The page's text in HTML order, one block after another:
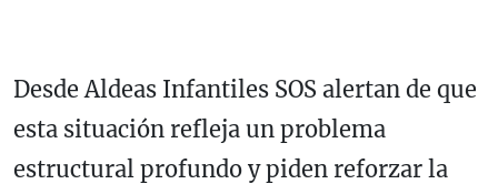
Desde Aldeas Infantiles SOS alertan de que
esta situación refleja un problema
estructural profundo y piden reforzar la